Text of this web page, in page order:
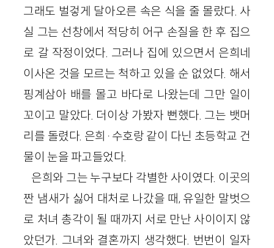
그래도 벌겋게 달아오른 속은 식을 줄 몰랐다. 사
실 그는 선창에서 적당히 어구 손질을 한 후 집으
로 갈 작정이었다. 그러나 집에 있으면서 은희네
이사온 것을 모르는 척하고 있을 순 없었다. 해서
핑계삼아 배를 몰고 바다로 나왔는데 그만 일이
꼬이고 말았다. 더이상 가봤자 뻔했다. 그는 뱃머
리를 돌렸다. 은희·수호랑 같이 다닌 초등학교 건
물이 눈을 파고들었다.
은희와 그는 누구보다 각별한 사이였다. 이곳의
짠 냄새가 싫어 대처로 나갔을 때, 유일한 말벗으
로 처녀 총각이 될 때까지 서로 만난 사이이지 않
았던가. 그녀와 결혼까지 생각했다. 번번이 일자